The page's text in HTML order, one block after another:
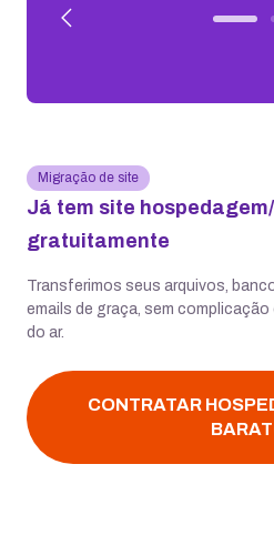
Migração de site
Já tem site
gratuitamente
Transferimos seus arquivos,
emails de graça, sem
do ar.
CONTRATAR